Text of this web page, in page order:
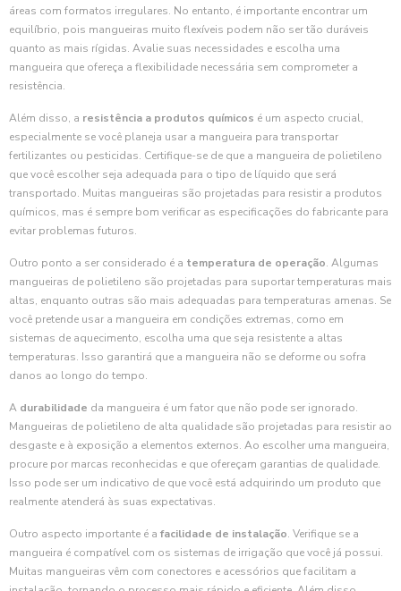
áreas com formatos irregulares. No entanto, é importante encontrar um
equilíbrio, pois mangueiras muito flexíveis podem não ser tão duráveis
quanto as mais rígidas. Avalie suas necessidades e escolha uma
mangueira que ofereça a flexibilidade necessária sem comprometer a
resistência.
Além disso, a resistência a produtos químicos é um aspecto crucial,
especialmente se você planeja usar a mangueira para transportar
fertilizantes ou pesticidas. Certifique-se de que a mangueira de polietileno
que você escolher seja adequada para o tipo de líquido que será
transportado. Muitas mangueiras são projetadas para resistir a produtos
químicos, mas é sempre bom verificar as especificações do fabricante para
evitar problemas futuros.
Outro ponto a ser considerado é a temperatura de operação. Algumas
mangueiras de polietileno são projetadas para suportar temperaturas mais
altas, enquanto outras são mais adequadas para temperaturas amenas. Se
você pretende usar a mangueira em condições extremas, como em
sistemas de aquecimento, escolha uma que seja resistente a altas
temperaturas. Isso garantirá que a mangueira não se deforme ou sofra
danos ao longo do tempo.
A durabilidade da mangueira é um fator que não pode ser ignorado.
Mangueiras de polietileno de alta qualidade são projetadas para resistir ao
desgaste e à exposição a elementos externos. Ao escolher uma mangueira,
procure por marcas reconhecidas e que ofereçam garantias de qualidade.
Isso pode ser um indicativo de que você está adquirindo um produto que
realmente atenderá às suas expectativas.
Outro aspecto importante é a facilidade de instalação. Verifique se a
mangueira é compatível com os sistemas de irrigação que você já possui.
Muitas mangueiras vêm com conectores e acessórios que facilitam a